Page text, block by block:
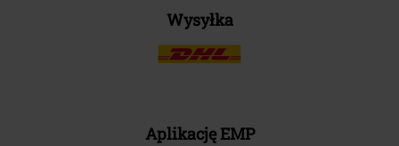
Wysyłka
Aplikację EMP